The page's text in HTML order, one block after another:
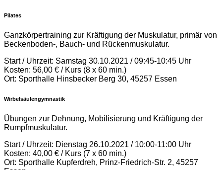
Pilates
Ganzkörpertraining zur Kräftigung der Muskulatur, primär von
Beckenboden-, Bauch- und Rückenmuskulatur.
Start / Uhrzeit: Samstag 30.10.2021 / 09:45-10:45 Uhr
Kosten: 56,00 € / Kurs (8 x 60 min.)
Ort: Sporthalle Hinsbecker Berg 30, 45257 Essen
Wirbelsäulengymnastik
Übungen zur Dehnung, Mobilisierung und Kräftigung der
Rumpfmuskulatur.
Start / Uhrzeit: Dienstag 26.10.2021 / 10:00-11:00 Uhr
Kosten: 40,00 € / Kurs (7 x 60 min.)
Ort: Sporthalle Kupferdreh, Prinz-Friedrich-Str. 2, 45257